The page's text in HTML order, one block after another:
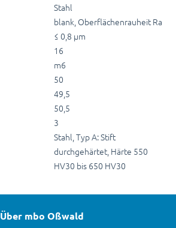
Stahl
blank, Oberflächenrauheit Ra
≤ 0,8 µm
16
m6
50
49,5
50,5
3
Stahl, Typ A: Stift
durchgehärtet, Härte 550
HV30 bis 650 HV30
Über mbo Oßwald